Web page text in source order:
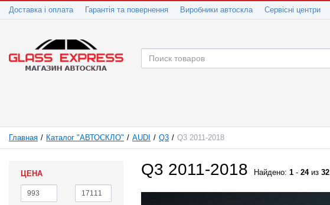
Доставка і оплата Гарантія та повернення Виробники автоскла Сервісні центри
Главная Каталог "АВТОСКЛО" AUDI Q3 Q3 2011-2018
ЦЕНА Q3 2011-2018 Найдено: 1 - 24из 32